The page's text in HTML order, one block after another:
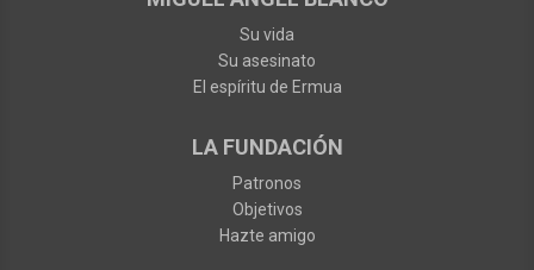
Su vida
Su asesinato
El espíritu de Ermua
LA FUNDACIÓN
Patronos
Objetivos
Hazte amigo